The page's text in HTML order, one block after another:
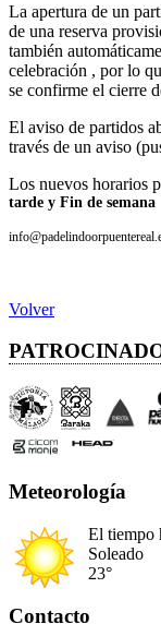
La apertura de un
de una reserva
también
celebración , por lo
se confirme el cierre
El aviso de partidos
través de un aviso
Los nuevos horarios
tarde y Fin de semana
Volver
Meteorología
El tiempo
Soleado
23°
Contacto